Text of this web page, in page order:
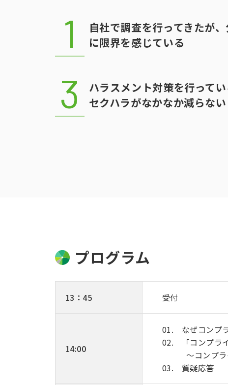
自社で調査を行ってきたが
に限界を感じている
ハラスメント対策を行って
セクハラがなかなか減らない
プログラム
13：45 受付
14:00
01. なぜコンプ
02. 「コンプラ
～コンプライ
03. 質疑応答